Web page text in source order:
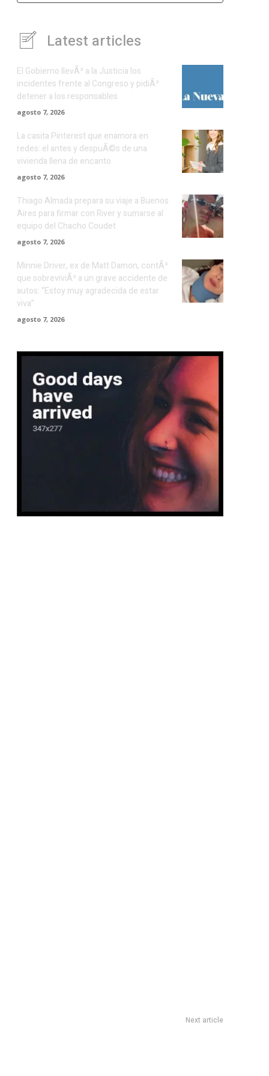
Latest articles
El Gobierno llevÃ³ a la Justicia los
incidentes frente al Congreso y pidiÃ³
detener a los responsables
agosto 7, 2026
La casita Pinterest que enamora en
redes: el antes y despuÃ©s de una
vivienda llena de encanto
agosto 7, 2026
Thiago Almada prepara su viaje a Buenos
Aires para firmar con River y sumarse al
equipo del Chacho Coudet
agosto 7, 2026
Minnie Driver, ex de Matt Damon, contÃ³
que sobreviviÃ³ a un grave accidente de
autos: “Estoy muy agradecida de estar
viva”
agosto 7, 2026
Next article